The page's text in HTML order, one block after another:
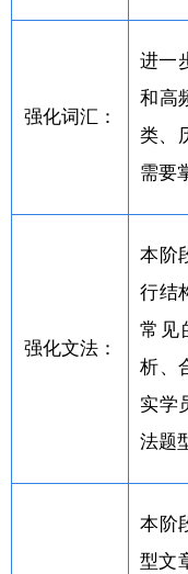
强化词汇：
进一
和高
类、
需要
强化文法：
本阶
行结
常见
析、
实学
法题
本阶
型文